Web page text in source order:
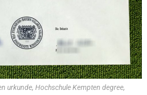
urkunde, Hochschule Kempten degree,